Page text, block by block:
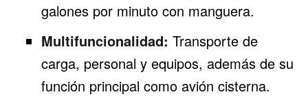
galones por minuto con manguera.
Multifuncionalidad: Transporte de
carga, personal y equipos, además de su
función principal como avión cisterna.